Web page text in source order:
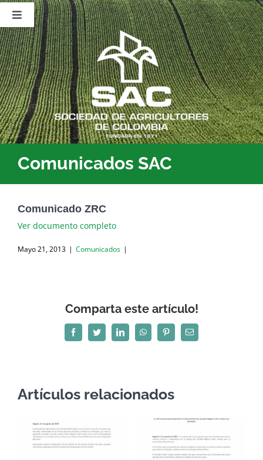
Saltar
contenido
Toggle
Navigation
Nosotros
Publicaciones
Sala de Prensa
Eventos
Comunicados SAC
Comunicado ZRC
Ver documento completo
Mayo 21, 2013 | Comunicados |
Comparta este artículo!
FacebookTwitterLinkedInWhatsAppPinterestCorreo
electrónico
Artículos relacionados